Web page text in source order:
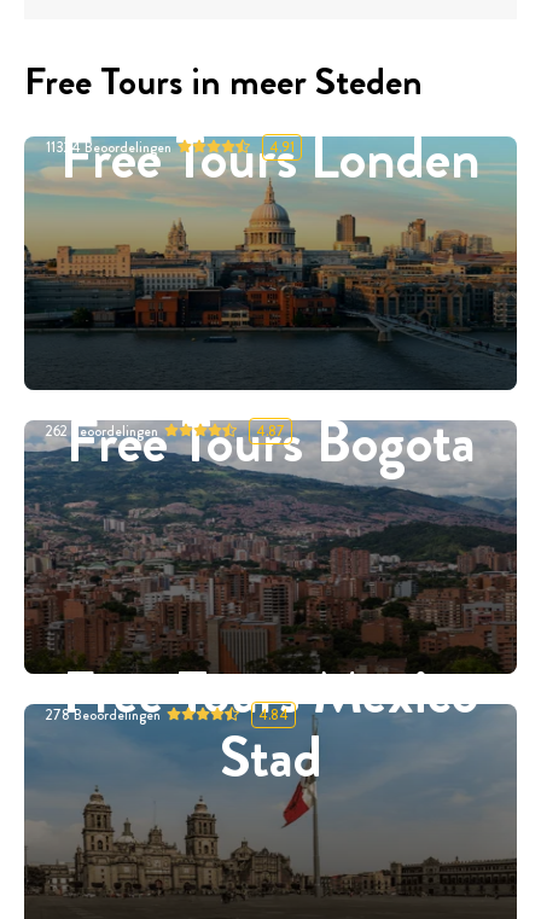
Free Tours in meer Steden
Free Tours Londen
11324Beoordelingen 4.91
Free Tours Bogota
262 Beoordelingen 4.87
Free Tours Mexico
Stad
278Beoordelingen 4.84